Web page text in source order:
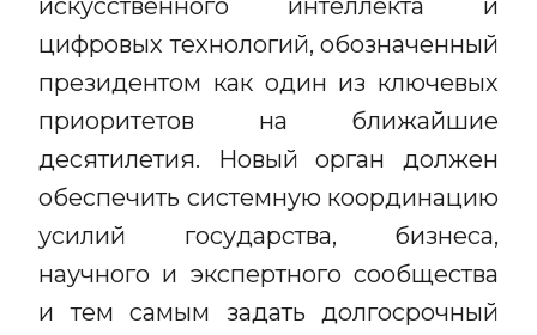
искусственного интеллекта и
цифровых технологий, обозначенный
президентом как один из ключевых
приоритетов на ближайшие
десятилетия. Новый орган должен
обеспечить системную координацию
усилий государства, бизнеса,
научного и экспертного сообщества
и тем самым задать долгосрочный